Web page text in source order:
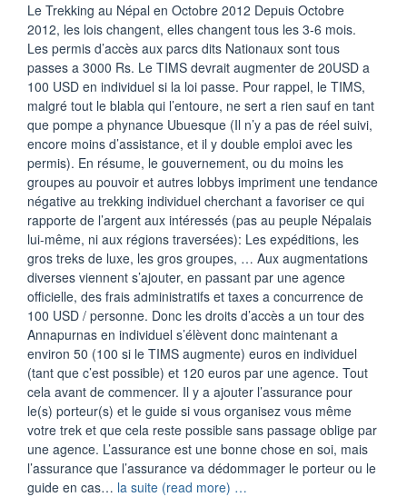
Le Trekking au Népal en Octobre 2012 Depuis Octobre
2012, les lois changent, elles changent tous les 3-6 mois.
Les permis d’accès aux parcs dits Nationaux sont tous
passes a 3000 Rs. Le TIMS devrait augmenter de 20USD a
100 USD en individuel si la loi passe. Pour rappel, le TIMS,
malgré tout le blabla qui l’entoure, ne sert a rien sauf en tant
que pompe a phynance Ubuesque (Il n’y a pas de réel suivi,
encore moins d’assistance, et il y double emploi avec les
permis). En résume, le gouvernement, ou du moins les
groupes au pouvoir et autres lobbys impriment une tendance
négative au trekking individuel cherchant a favoriser ce qui
rapporte de l’argent aux intéressés (pas au peuple Népalais
lui-même, ni aux régions traversées): Les expéditions, les
gros treks de luxe, les gros groupes, … Aux augmentations
diverses viennent s’ajouter, en passant par une agence
officielle, des frais administratifs et taxes a concurrence de
100 USD / personne. Donc les droits d’accès a un tour des
Annapurnas en individuel s’élèvent donc maintenant a
environ 50 (100 si le TIMS augmente) euros en individuel
(tant que c’est possible) et 120 euros par une agence. Tout
cela avant de commencer. Il y a ajouter l’assurance pour
le(s) porteur(s) et le guide si vous organisez vous même
votre trek et que cela reste possible sans passage oblige par
une agence. L’assurance est une bonne chose en soi, mais
l’assurance que l’assurance va dédommager le porteur ou le
guide en cas… la suite (read more) …